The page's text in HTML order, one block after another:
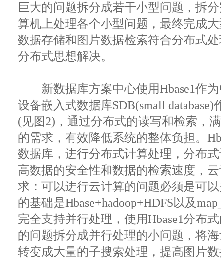
巨大的问题拆分成若干小型问题，拆
算机上处理各个小型问题，最终完成
数据存储和图片数据检索符合分布式
分布式思想解决。
新数据库方案中心使用Hbase1作为
设备嵌入式数据库SDB(small
(见图2)，通过分布式的读写和检索，
的需求，有效降低系统的整体负担。
数据库，进行分布式计算处理，分布
高数据的安全性和数据的检索速度，
求：可以进行云计算的问题必须是可以
的基础是Hbase+hadoop+HDFS以及
完全支持并行处理，使用Hbase1分布
的问题拆分成并行处理的小问题，将
转变成大量的子搜索处理，提高图片